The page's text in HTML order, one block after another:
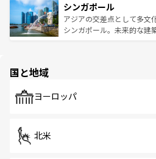
参照してほしい。
激する。気候は一年中温暖
が待っている。親しみやす
た文化、そして多様な観光
み、どこを訪れても感動す
ており、効率よく見どころ
うな絶景から文化的な体験
シンガポール
アジアの交差点として多文
シンガポール。未来的な建
で、ホーカーズは地元の風
国と地域
ヨーロッパ
北米